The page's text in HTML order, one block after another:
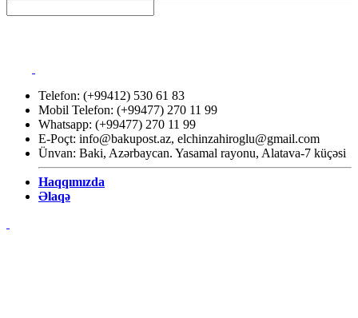
Telefon: (+99412) 530 61 83
Mobil Telefon: (+99477) 270 11 99
Whatsapp: (+99477) 270 11 99
E-Poçt: info@bakupost.az, elchinzahiroglu@gmail.com
Ünvan: Baki, Azərbaycan. Yasamal rayonu, Alatava-7 küçəsi
Haqqımızda
Əlaqə